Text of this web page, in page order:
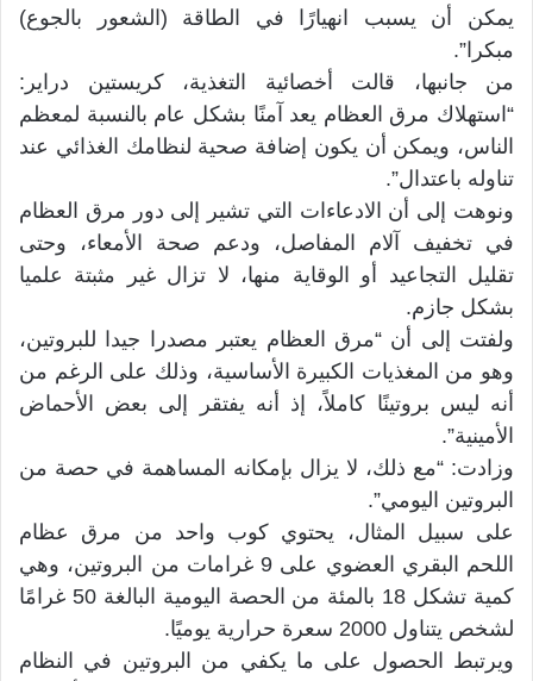
يمكن أن يسبب انهيارًا في الطاقة (الشعور بالجوع)
مبكرا”.
من جانبها، قالت أخصائية التغذية، كريستين دراير:
“استهلاك مرق العظام يعد آمنًا بشكل عام بالنسبة لمعظم
الناس، ويمكن أن يكون إضافة صحية لنظامك الغذائي عند
تناوله باعتدال”.
ونوهت إلى أن الادعاءات التي تشير إلى دور مرق العظام
في تخفيف آلام المفاصل، ودعم صحة الأمعاء، وحتى
تقليل التجاعيد أو الوقاية منها، لا تزال غير مثبتة علميا
بشكل جازم.
ولفتت إلى أن “مرق العظام يعتبر مصدرا جيدا للبروتين،
وهو من المغذيات الكبيرة الأساسية، وذلك على الرغم من
أنه ليس بروتينًا كاملاً، إذ أنه يفتقر إلى بعض الأحماض
الأمينية”.
وزادت: “مع ذلك، لا يزال بإمكانه المساهمة في حصة من
البروتين اليومي”.
على سبيل المثال، يحتوي كوب واحد من مرق عظام
اللحم البقري العضوي على 9 غرامات من البروتين، وهي
كمية تشكل 18 بالمئة من الحصة اليومية البالغة 50 غرامًا
لشخص يتناول 2000 سعرة حرارية يوميًا.
ويرتبط الحصول على ما يكفي من البروتين في النظام